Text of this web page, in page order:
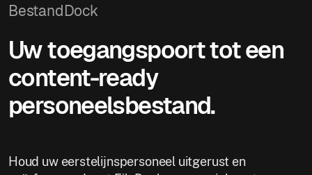
BestandDock
Uw toegangspoort tot een
content-ready
personeelsbestand.
Houd uw eerstelijnspersoneel uitgerust en